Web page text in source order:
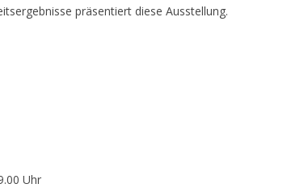
präsentiert diese Ausstellung.
Uhr